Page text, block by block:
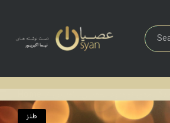
طنز